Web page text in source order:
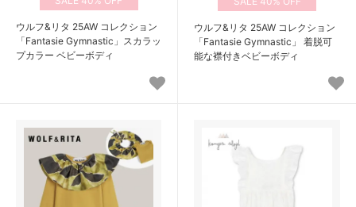
ウルフ&リタ 25AW コレクション
「Fantasie Gymnastic」スカラッ
プカラー ベビーボディ
ウルフ&リタ 25AW コレクション
「Fantasie Gymnastic」 着脱可
能な襟付きベビーボディ